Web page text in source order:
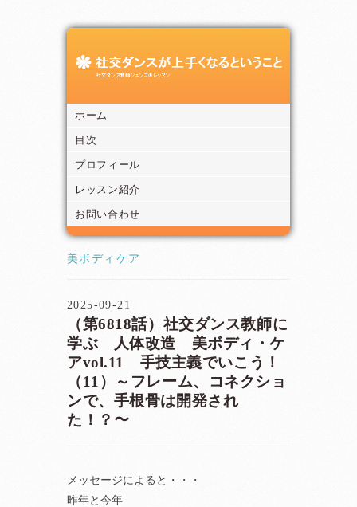
ホーム
目次
プロフィール
レッスン紹介
お問い合わせ
美ボディケア
2025-09-21
（第6818話）社交ダンス教師に
学ぶ 人体改造 美ボディ・ケ
アvol.11 手技主義でいこう！
（11）～フレーム、コネクショ
ンで、手根骨は開発され
た！？〜
メッセージによると・・・
昨年と今年